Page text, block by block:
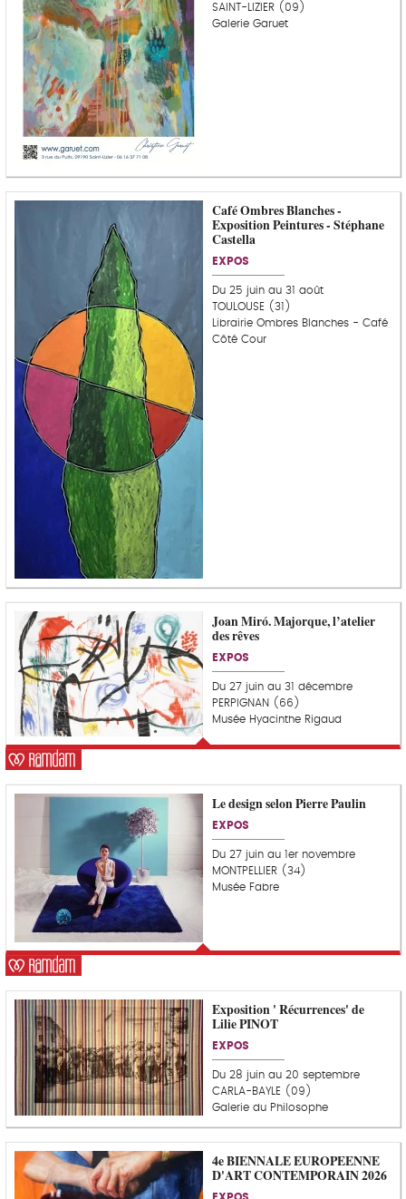
SAINT-LIZIER (09)
Galerie Garuet
Café Ombres Blanches -
Exposition Peintures - Stéphane
Castella
EXPOS
Du 25 juin au 31 août
TOULOUSE (31)
Librairie Ombres Blanches - Café
Côté Cour
o
u
p
o
e
u
Joan Miró. Majorque, l’atelier
des rêves
EXPOS
Du 27 juin au 31 décembre
PERPIGNAN (66)
Musée Hyacinthe Rigaud
e
o
r
Le design selon Pierre Paulin
EXPOS
Du 27 juin au 1er novembre
MONTPELLIER (34)
Musée Fabre
Exposition ' Récurrences' de
Lilie PINOT
EXPOS
Du 28 juin au 20 septembre
CARLA-BAYLE (09)
Galerie du Philosophe
4e BIENNALE EUROPEENNE
D'ART CONTEMPORAIN 2026